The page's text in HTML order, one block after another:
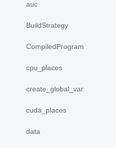
auc
BuildStrategy
CompiledProgram
cpu_places
create_global_var
cuda_places
data